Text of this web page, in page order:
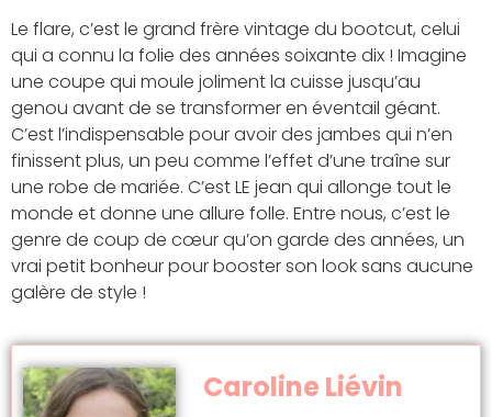
Le flare, c’est le grand frère vintage du bootcut, celui
qui a connu la folie des années soixante dix ! Imagine
une coupe qui moule joliment la cuisse jusqu’au
genou avant de se transformer en éventail géant.
C’est l’indispensable pour avoir des jambes qui n’en
finissent plus, un peu comme l’effet d’une traîne sur
une robe de mariée. C’est LE jean qui allonge tout le
monde et donne une allure folle. Entre nous, c’est le
genre de coup de cœur qu’on garde des années, un
vrai petit bonheur pour booster son look sans aucune
galère de style !
Caroline Liévin